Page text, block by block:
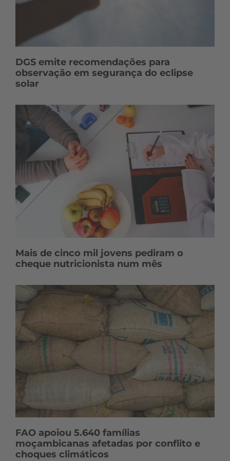
DGS emite recomendações para
observação em segurança do eclipse
solar
Mais de cinco mil jovens pediram o
cheque nutricionista num mês
FAO apoiou 5.640 famílias
moçambicanas afetadas por conflito e
choques climáticos